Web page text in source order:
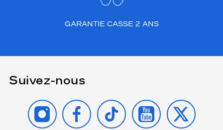
GARANTIE CASSE 2 ANS
Suivez-nous
INSTAGRAMFACEBOOK
TIKTOK YOUTUBE
X